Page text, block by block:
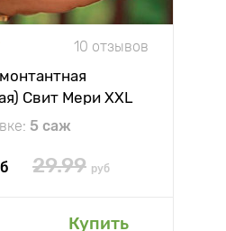
10 отзывов
Свит Мери XXL
5 саж
29.99 руб
Купить